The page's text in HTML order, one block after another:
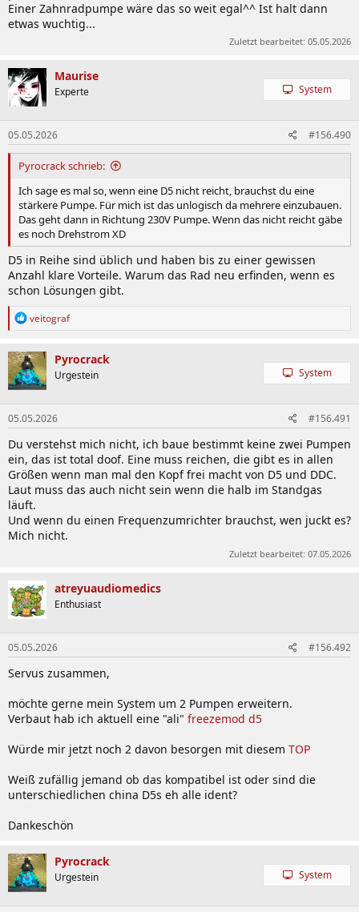
Einer Zahnradpumpe wäre das so weit egal^^ Ist halt dann
etwas wuchtig...
Zuletzt bearbeitet: 05.05.2026
Maurise
Experte System
05.05.2026 #156.490
Pyrocrack schrieb:
Ich sage es mal so, wenn eine D5 nicht reicht, brauchst du eine
stärkere Pumpe. Für mich ist das unlogisch da mehrere einzubauen.
Das geht dann in Richtung 230V Pumpe. Wenn das nicht reicht gäbe
es noch Drehstrom XD
D5 in Reihe sind üblich und haben bis zu einer gewissen
Anzahl klare Vorteile. Warum das Rad neu erfinden, wenn es
schon Lösungen gibt.
R
k
t
i
o
n
e
n
:
veitograf
Pyrocrack
Urgestein System
05.05.2026 #156.491
Du verstehst mich nicht, ich baue bestimmt keine zwei Pumpen
ein, das ist total doof. Eine muss reichen, die gibt es in allen
Größen wenn man mal den Kopf frei macht von D5 und DDC.
Laut muss das auch nicht sein wenn die halb im Standgas
läuft.
Und wenn du einen Frequenzumrichter brauchst, wen juckt es?
Mich nicht.
Zuletzt bearbeitet: 07.05.2026
atreyuaudiomedics
Enthusiast
05.05.2026 #156.492
Servus zusammen,
möchte gerne mein System um 2 Pumpen erweitern.
Verbaut hab ich aktuell eine "ali" freezemod d5
Würde mir jetzt noch 2 davon besorgen mit diesem TOP
Weiß zufällig jemand ob das kompatibel ist oder sind die
unterschiedlichen china D5s eh alle ident?
Dankeschön
Pyrocrack
Urgestein System